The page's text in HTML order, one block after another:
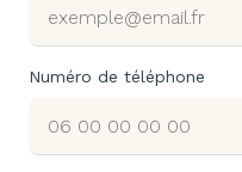
Numéro de téléphone